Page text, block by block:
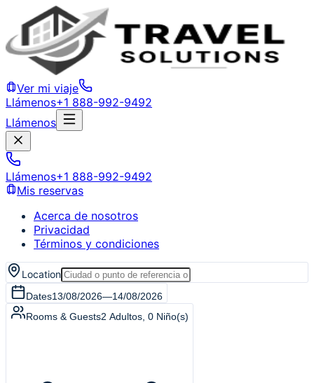
Ver mi viaje
Llámenos+1 888-992-9492
Llámenos
Llámenos+1 888-992-9492
Mis reservas
Acerca de nosotros
Privacidad
Términos y condiciones
Location
Dates13/08/2026—14/08/2026
Rooms & Guests2 Adultos 0 Niño(s)